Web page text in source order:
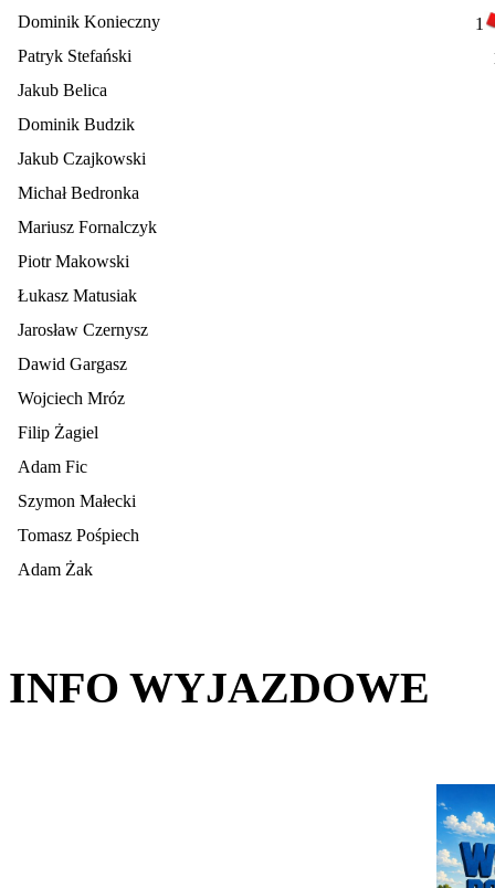
Dominik Konieczny
1
Patryk Stefański
Jakub Belica
Dominik Budzik
Jakub Czajkowski
Michał Bedronka
Mariusz Fornalczyk
Piotr Makowski
Łukasz Matusiak
Jarosław Czernysz
Dawid Gargasz
Wojciech Mróz
Filip Żagiel
Adam Fic
Szymon Małecki
Tomasz Pośpiech
Adam Żak
INFO WYJAZDOWE